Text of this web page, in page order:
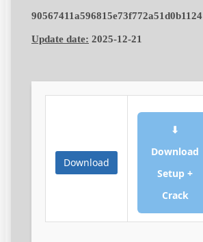
90567411a596815e73f772a51d0b1124
Update date: 2025-12-21
⬇
Download
Setup +
Crack
Download